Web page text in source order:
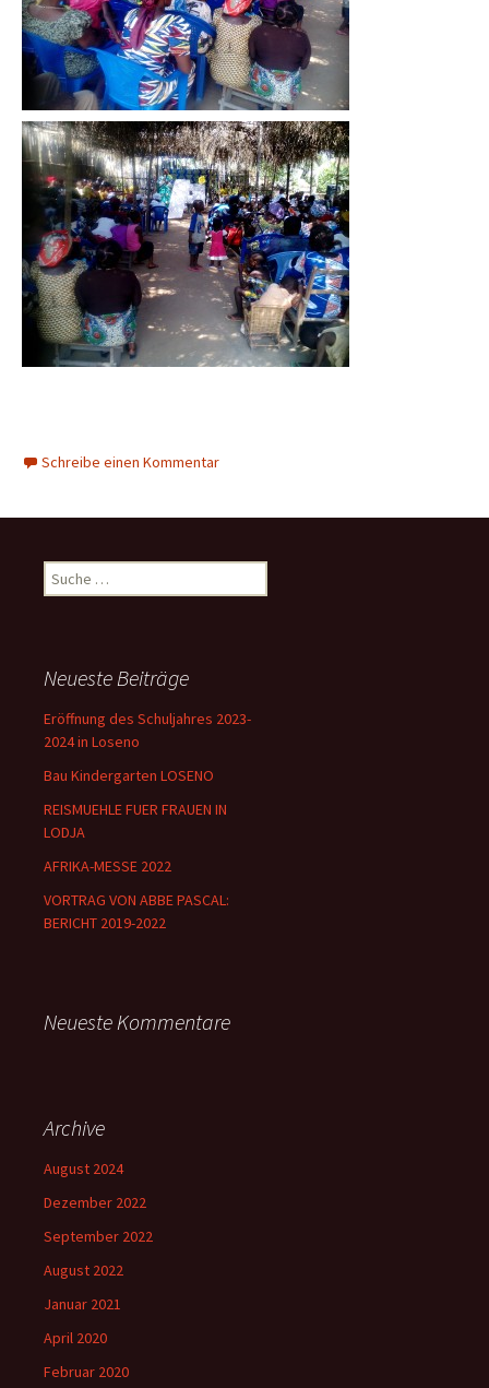
Schreibe einen Kommentar
Suche
nach:
Neueste Beiträge
Eröffnung des Schuljahres 2023-
2024 in Loseno
Bau Kindergarten LOSENO
REISMUEHLE FUER FRAUEN IN
LODJA
AFRIKA-MESSE 2022
VORTRAG VON ABBE PASCAL:
BERICHT 2019-2022
Neueste Kommentare
Archive
August 2024
Dezember 2022
September 2022
August 2022
Januar 2021
April 2020
Februar 2020